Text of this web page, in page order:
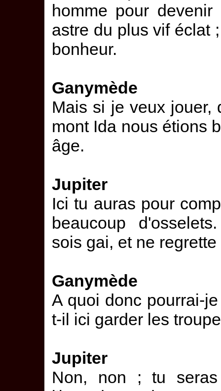
homme pour
astre du plus vif éclat
bonheur.
Ganymède
Mais si je veux jouer,
mont Ida nous étions
âge.
Jupiter
Ici tu auras pour
beaucoup
sois gai, et ne
Ganymède
A quoi donc pourrai-
t-il ici garder les
Jupiter
Non, non ; tu